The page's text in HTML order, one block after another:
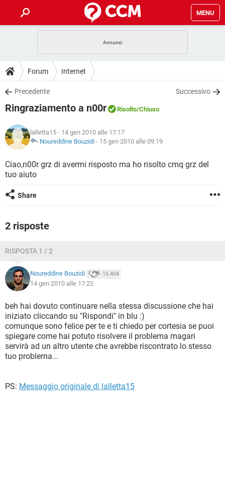
MENU
INTRATTENIMENTO
iOS
INSTAGRAM WHATSAPP
TIKTOK
HARDWARE
GUIDE
COVID-19
INSTAGRAM WHATSAPP
TIKTOK
HARDWARE
DOWNLOAD
COVID-19 GAMING
INTRATTENIMENTO
iOS WINDOWS 10
INSTAGRAM WHATSAPP
TIKTOK
HARDWARE
FORUM
COVID-19 GAMING
INTRATTENIMENTO
iOS WINDOWS 10
GLOSSARIO
COVID-19 GAMING
INTRATTENIMENTO
iOS
TIKTOK
Forum Internet
Precedente Successivo
Ringraziamento a n00r Risolto/Chiuso
lalletta15 - 14 gen 2010 alle 17:17
Noureddine Bouzidi - 15 gen 2010 alle 09:19
Ciao,n00r grz di avermi risposto ma ho risolto cmq grz del
tuo aiuto
Share
2 risposte
RISPOSTA 1 / 2
Noureddine Bouzidi 15.404
14 gen 2010 alle 17:22
beh hai dovuto continuare nella stessa discussione che hai
iniziato cliccando su "Rispondi" in blu :)
comunque sono felice per te e ti chiedo per cortesia se puoi
spiegare come hai potuto risolvere il problema magari
servirà ad un altro utente che avrebbe riscontrato lo stesso
tuo problema...
PS: Messaggio originale di lalletta15